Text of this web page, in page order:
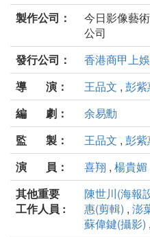
製作公司：
今日影像藝
公司
發行公司：
香港商甲上
導 演：
王品文 , 彭紫
編 劇：
余易勳
監 製：
王品文 , 彭紫
演 員：
喜翔 , 楊貴媚
其他重要
工作人員 :
陳世川(海報
惠(剪輯) , 澎
蘇偉鍵(攝影)